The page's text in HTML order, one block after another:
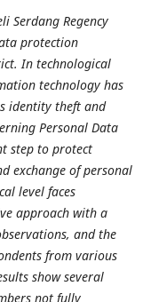
Serdang Regency
protection
In technological
technology has
identity theft and
Personal Data
step to protect
exchange of personal
level faces
approach with a
and the
from various
show several
not fully